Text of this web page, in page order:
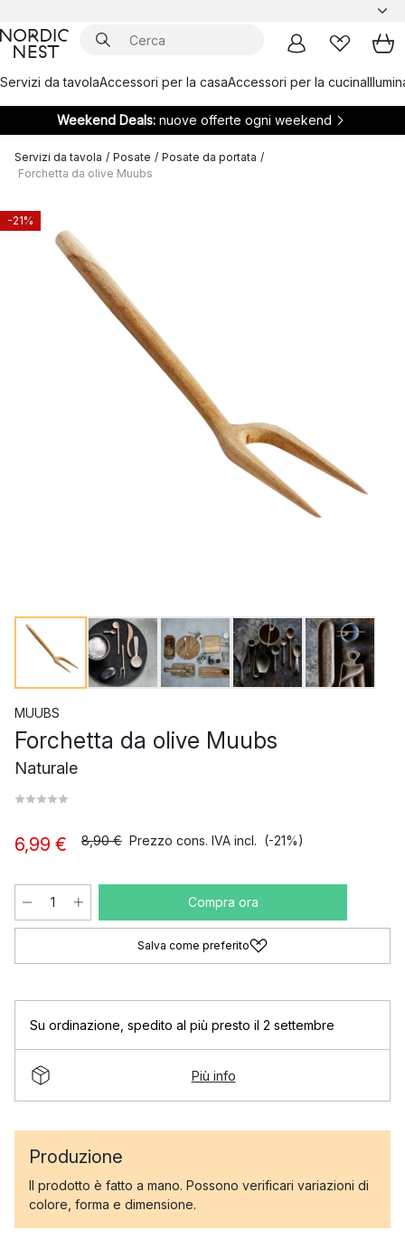
Servizi da tavolaAccessori per la casaAccessori per la cucina
Weekend Deals: nuove offerte ogni weekend
Servizi da tavola / Posate / Posate da portata /
Forchetta da olive Muubs
-21%
MUUBS
Forchetta da olive Muubs
Naturale
6,99 € 8,90 € Prezzo cons. IVA incl. (-21%)
Compra ora
Salva come preferito
Su ordinazione spedito al più presto il 2 settembre
Più info
Produzione
Il prodotto è fatto a mano. Possono verificari variazioni di
colore, forma e dimensione.